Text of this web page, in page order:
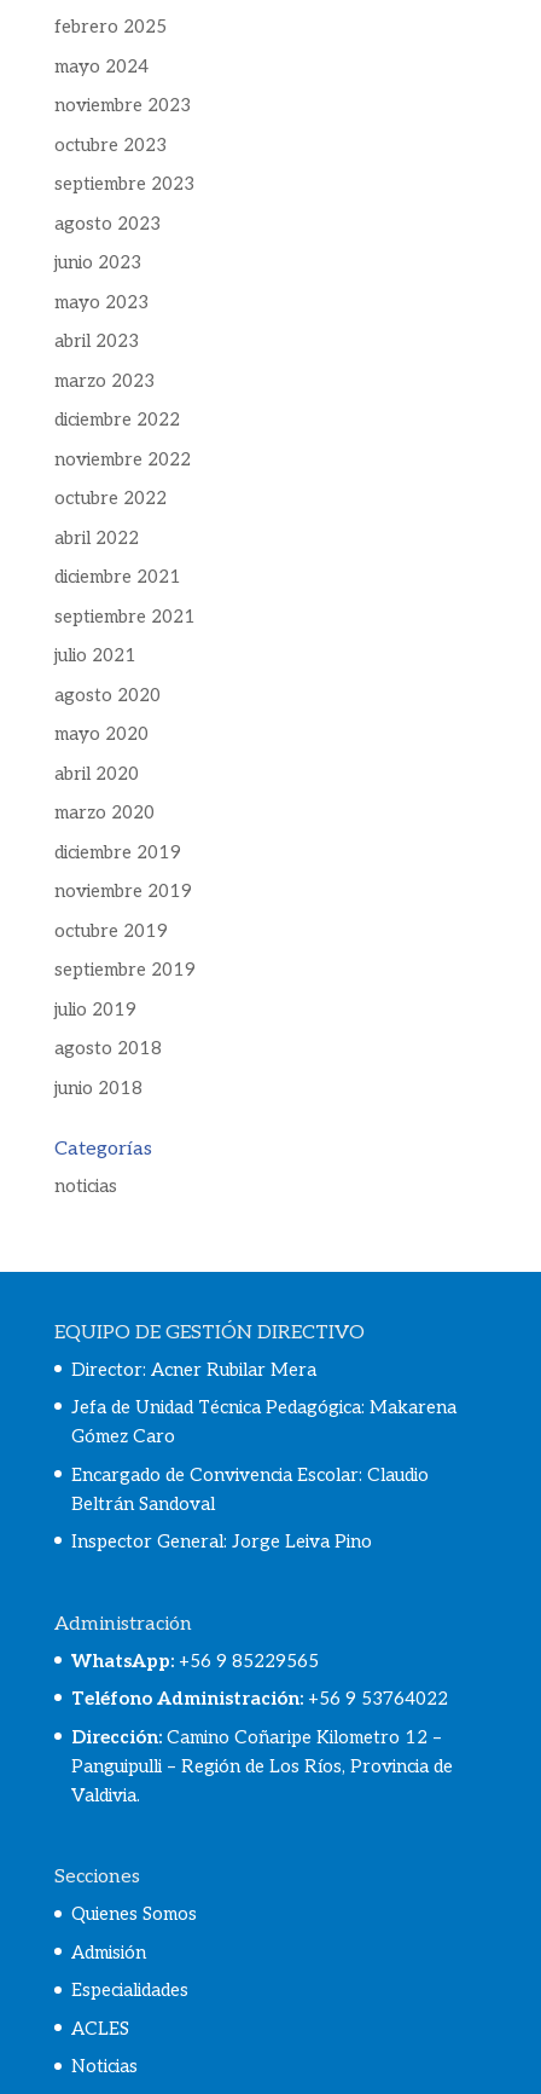
febrero 2025
mayo 2024
noviembre 2023
octubre 2023
septiembre 2023
agosto 2023
junio 2023
mayo 2023
abril 2023
marzo 2023
diciembre 2022
noviembre 2022
octubre 2022
abril 2022
diciembre 2021
septiembre 2021
julio 2021
agosto 2020
mayo 2020
abril 2020
marzo 2020
diciembre 2019
noviembre 2019
octubre 2019
septiembre 2019
julio 2019
agosto 2018
junio 2018
Categorías
noticias
EQUIPO DE GESTIÓN DIRECTIVO
Director: Acner Rubilar Mera
Jefa de Unidad Técnica Pedagógica: Makarena
Gómez Caro
Encargado de Convivencia Escolar: Claudio
Beltrán Sandoval
Inspector General: Jorge Leiva Pino
Administración
WhatsApp: +56 9 85229565
Teléfono Administración: +56 9 53764022
Dirección:Camino Coñaripe Kilometro 12 –
Panguipulli – Región de Los Ríos, Provincia de
Valdivia.
Secciones
Quienes Somos
Admisión
Especialidades
ACLES
Noticias